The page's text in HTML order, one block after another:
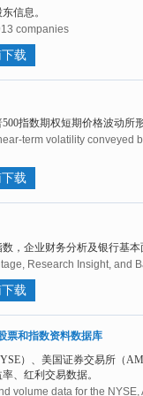
信息。
companies
载
指数期权短期价格波动所
term volatility conveyed
载
，企业财务分析及银行基
Research Insight, and
载
票和指数资料数据库
）、美国证券交易所（
、红利交易数据。
volume data for the